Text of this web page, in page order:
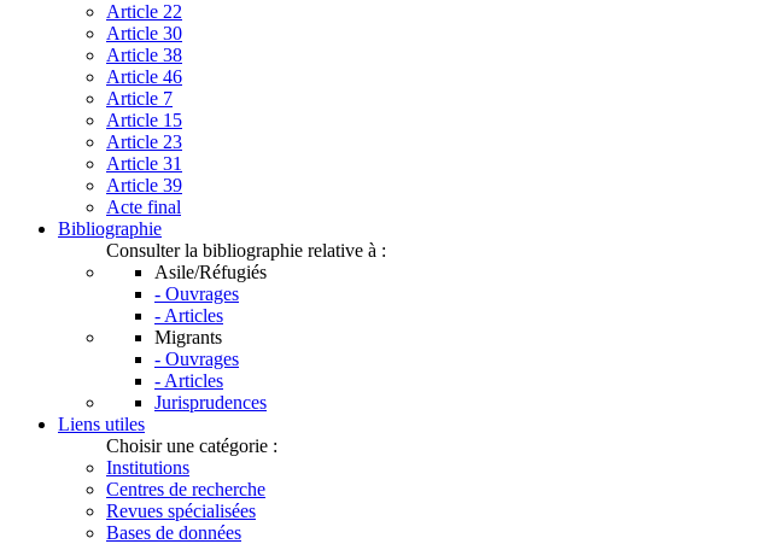
Article 22
Article 30
Article 38
Article 46
Article 7
Article 15
Article 23
Article 31
Article 39
Acte final
Bibliographie
Consulter la bibliographie relative à :
Asile/Réfugiés
- Ouvrages
- Articles
Migrants
- Ouvrages
- Articles
Jurisprudences
Liens utiles
Choisir une catégorie :
Institutions
Centres de recherche
Revues spécialisées
Bases de données